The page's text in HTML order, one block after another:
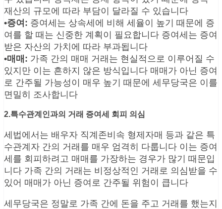
재산의 규모에 따라 부담이 달라질 수 있습니다
•증여: 증여세는 상속세에 비해 세율이 높기 때문에 증
여를 할 때는 신중한 계획이 필요합니다 증여세는 증여
받은 자산의 가치에 따라 부과됩니다
•매매: 가족 간의 매매 거래는 현실적으로 이루어질 수
있지만 이는 흔하지 않은 방식입니다 매매가 아닌 증여
로 간주될 가능성이 매우 높기 때문에 세무당국은 이를
면밀히 조사합니다
2.특수관계인과의 거래 증여세 회피 의심
세법에서는 배우자 직계존비속 형제자매 등과 같은 특
수관계자 간의 거래를 매우 엄격히 다룹니다 이는 증여
세를 회피하려고 매매를 가장하는 경우가 많기 때문입
니다 가족 간의 거래는 비정상적인 거래로 의심받을 수
있어 매매가 아닌 증여로 간주될 위험이 큽니다
세무당국은 정말로 가족 간에 돈을 주고 거래를 했는지